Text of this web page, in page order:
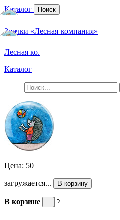
Каталог Поиск
Значки «Лесная компания»
Лесная ко.
Каталог
Цена: 50
загружается... В корзину
В корзине −